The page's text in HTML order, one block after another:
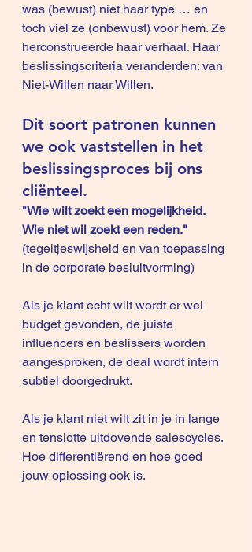
was (bewust) niet haar type … en
toch viel ze (onbewust) voor hem. Ze
herconstrueerde haar verhaal. Haar
beslissingscriteria veranderden: van
Niet-Willen naar Willen.
Dit soort patronen kunnen
we ook vaststellen in het
beslissingsproces bij ons
cliënteel.
"Wie wilt zoekt een mogelijkheid.
Wie niet wil zoekt een reden."
(tegeltjeswijsheid en van toepassing
in de corporate besluitvorming)
Als je klant echt wilt wordt er wel
budget gevonden, de juiste
influencers en beslissers worden
aangesproken, de deal wordt intern
subtiel doorgedrukt.
Als je klant niet wilt zit in je in lange
en tenslotte uitdovende salescycles.
Hoe differentiërend en hoe goed
jouw oplossing ook is.